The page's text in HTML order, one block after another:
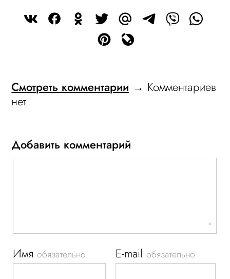
Смотреть комментарии → Комментариев
нет
Добавить комментарий
Имяобязательно E-mailобязательно